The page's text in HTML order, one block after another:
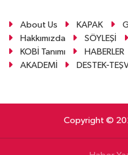
About Us KAPAK
Hakkımızda
SÖYLEŞİ
KOBİ Tanımı
HABERLER
AKADEMİ
DESTEK-
Copyright ©